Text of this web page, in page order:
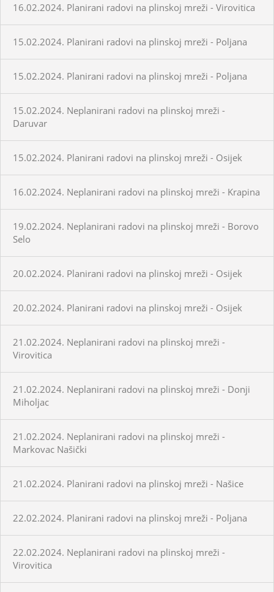
16.02.2024. Planirani radovi na plinskoj mreži - Virovitica
15.02.2024. Planirani radovi na plinskoj mreži - Poljana
15.02.2024. Planirani radovi na plinskoj mreži - Poljana
15.02.2024. Neplanirani radovi na plinskoj mreži -
Daruvar
15.02.2024. Planirani radovi na plinskoj mreži - Osijek
16.02.2024. Neplanirani radovi na plinskoj mreži - Krapina
19.02.2024. Neplanirani radovi na plinskoj mreži - Borovo
Selo
20.02.2024. Planirani radovi na plinskoj mreži - Osijek
20.02.2024. Planirani radovi na plinskoj mreži - Osijek
21.02.2024. Neplanirani radovi na plinskoj mreži -
Virovitica
21.02.2024. Neplanirani radovi na plinskoj mreži - Donji
Miholjac
21.02.2024. Neplanirani radovi na plinskoj mreži -
Markovac Našički
21.02.2024. Planirani radovi na plinskoj mreži - Našice
22.02.2024. Planirani radovi na plinskoj mreži - Poljana
22.02.2024. Neplanirani radovi na plinskoj mreži -
Virovitica